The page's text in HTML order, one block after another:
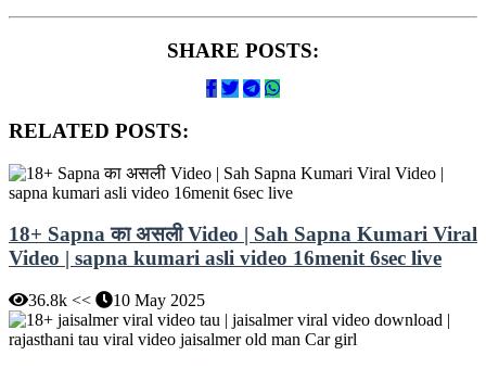
SHARE POSTS:
RELATED POSTS:
18+ Sapna का असली Video | Sah Sapna Kumari Viral
Video | sapna kumari asli video 16menit 6sec live
36.8k << 10 May 2025